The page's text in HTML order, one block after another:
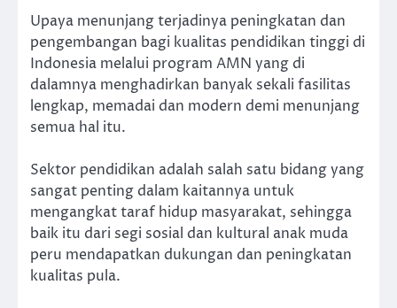
Upaya menunjang terjadinya peningkatan dan
pengembangan bagi kualitas pendidikan tinggi di
Indonesia melalui program AMN yang di
dalamnya menghadirkan banyak sekali fasilitas
lengkap, memadai dan modern demi menunjang
semua hal itu.
Sektor pendidikan adalah salah satu bidang yang
sangat penting dalam kaitannya untuk
mengangkat taraf hidup masyarakat, sehingga
baik itu dari segi sosial dan kultural anak muda
peru mendapatkan dukungan dan peningkatan
kualitas pula.